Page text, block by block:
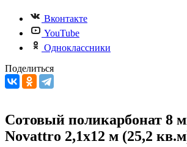
Вконтакте
YouTube
Одноклассники
Поделиться
Сотовый поликарбонат 8
Novattro 2,1х12 м (25,2